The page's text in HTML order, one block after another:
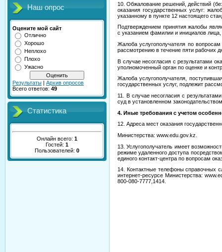
Наш опрос
Оцените мой сайт
Отлично
Хорошо
Неплохо
Плохо
Ужасно
Результаты | Архив опросов
Всего ответов: 49
Статистика
Онлайн всего: 1
Гостей: 1
Пользователей: 0
10. Обжалование решений, действий
оказания государственных услуг:
указанному в пункте 12 настоящего
Подтверждением принятия жалобы
с указанием фамилии и инициалов
Жалоба услугополучателя по вопросам
рассмотрению в течение пяти рабочих
В случае несогласия с результатами
уполномоченный орган по оценке и
Жалоба услугополучателя,
государственных услуг, подлежит
11. В случае несогласия с
суд в установленном
4. Иные требования с учетом
12. Адреса мест оказания
Министерства: www.edu.gov.kz.
13. Услугополучатель имеет
режиме удаленного доступа
единого контакт-центра по вопросам
14. Контактные телефоны справочных
интернет-ресурсе Министерства:
800-080-7777,1414.